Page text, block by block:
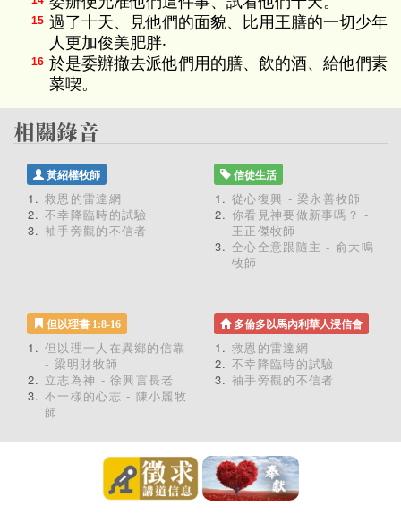
15 過了十天、見他們的面貌、比用王膳的一切少年
人更加俊美肥胖‧
16 於是委辦撤去派他們用的膳、飲的酒、給他們素
菜喫。
黃紹權牧師
救恩的雷達網
不幸降臨時的試驗
袖手旁觀的不信者
信徒生活
從心復興 - 梁永善牧師
你看見神要做新事嗎？ -
王正傑牧師
全心全意跟隨主 - 俞大鳴
牧師
但以理書 1:8-16
但以理一人在異鄉的信靠
- 梁明財牧師
立志為神 - 徐興言長老
不一樣的心志 - 陳小麗牧
師
多倫多以馬內利華人浸信會
救恩的雷達網
不幸降臨時的試驗
袖手旁觀的不信者